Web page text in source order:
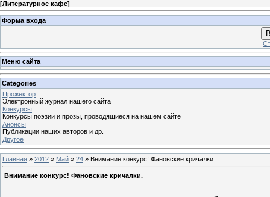
[Литературное кафе]
Форма входа
Меню сайта
Categories
Прожектор
Электронный журнал нашего сайта
Конкурсы
Конкурсы поэзии и прозы, проводящиеся на нашем сайте
Анонсы
Публикации наших авторов и др.
Другое
Главная » 2012 » Май » 24 » Внимание конкурс! Фановские кричалки.
Внимание конкурс! Фановские кричалки.